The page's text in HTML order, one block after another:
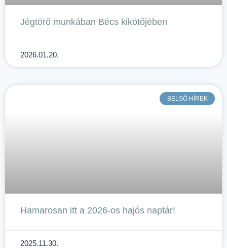
Jégtörő munkában Bécs kikötőjében
2026.01.20.
BELSŐ HÍREK
Hamarosan itt a 2026-os hajós naptár!
2025.11.30.